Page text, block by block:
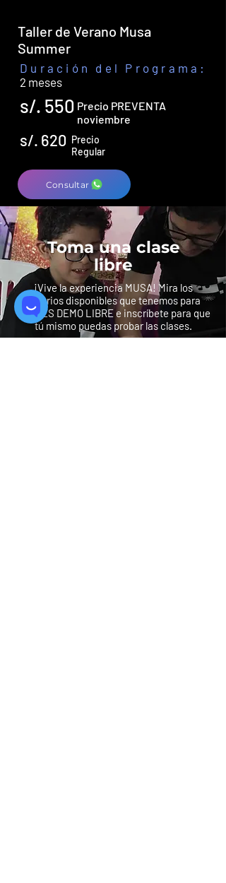
Taller de Verano Musa
Summer
Duración del Programa:
2 meses
s/. 550 Precio PREVENTA
noviembre
s/. 620 Precio
Regular
Consultar
Toma una clase
libre
¡Vive la experiencia MUSA! Mira los
horarios disponibles que tenemos para
CLASES DEMO LIBRE e inscríbete para que
tú mismo puedas probar las clases.